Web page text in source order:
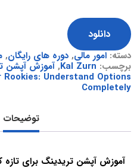
دانلود
دسته: امور مالی, دوره های رایگان,
برچسب: Kal Zurn
, آموزش آپشن
Understand Options
Completely
توضیحات
آموزش آپشن تریدینگ برای تازه